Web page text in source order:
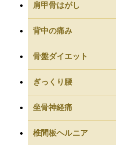
肩甲骨はがし
背中の痛み
骨盤ダイエット
ぎっくり腰
坐骨神経痛
椎間板ヘルニア